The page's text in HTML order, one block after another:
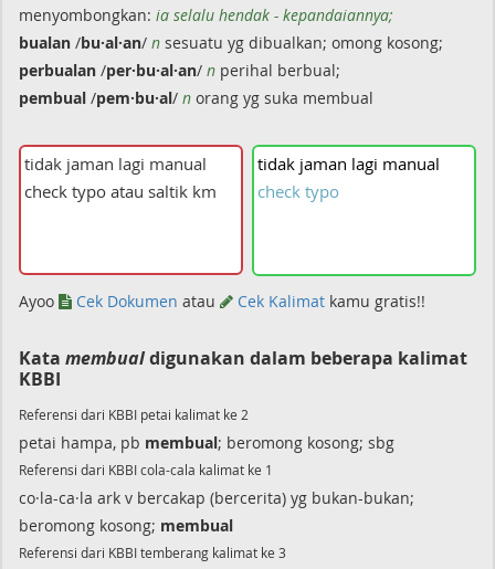
menyombongkan: ia selalu hendak - kepandaiannya;
bualan /bu·al·an/ n sesuatu yg dibualkan; omong kosong;
perbualan /per·bu·al·an/ n perihal berbual;
pembual /pem·bu·al/ n orang yg suka membual
tidak jaman lagi manual
check typo
Ayoo Cek Dokumen atau Cek Kalimat kamu gratis!!
Kata membualdigunakan dalam beberapa kalimat
KBBI
Referensi dari KBBI petai kalimat ke 2
petai hampa, pb membual; beromong kosong; sbg
Referensi dari KBBI cola-cala kalimat ke 1
co·la-ca·la ark v bercakap (bercerita) yg bukan-bukan;
beromong kosong; membual
Referensi dari KBBI temberang kalimat ke 3